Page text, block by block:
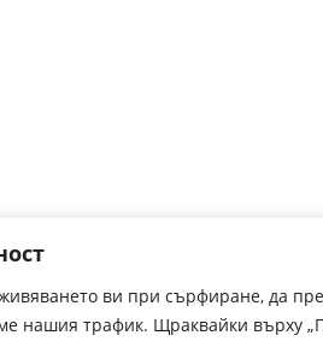
ви при сърфиране, да
нашия трафик. Щраквайки върху